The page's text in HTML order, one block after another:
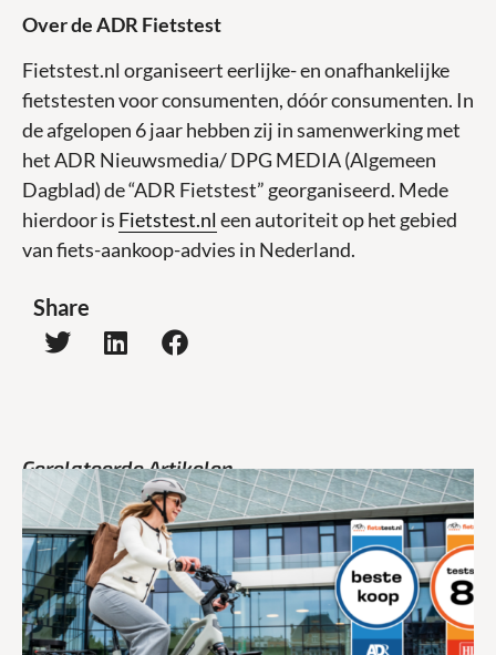
Share
Over de ADR Fietstest
Fietstest.nl organiseert eerlijke- en onafhankelijke
fietstesten voor consumenten, dóór consumenten. In
de afgelopen 6 jaar hebben zij in samenwerking met
het ADR Nieuwsmedia/ DPG MEDIA (Algemeen
Dagblad) de “ADR Fietstest” georganiseerd. Mede
hierdoor is Fietstest.nl een autoriteit op het gebied
van fiets-aankoop-advies in Nederland.
Gerelateerde Artikelen